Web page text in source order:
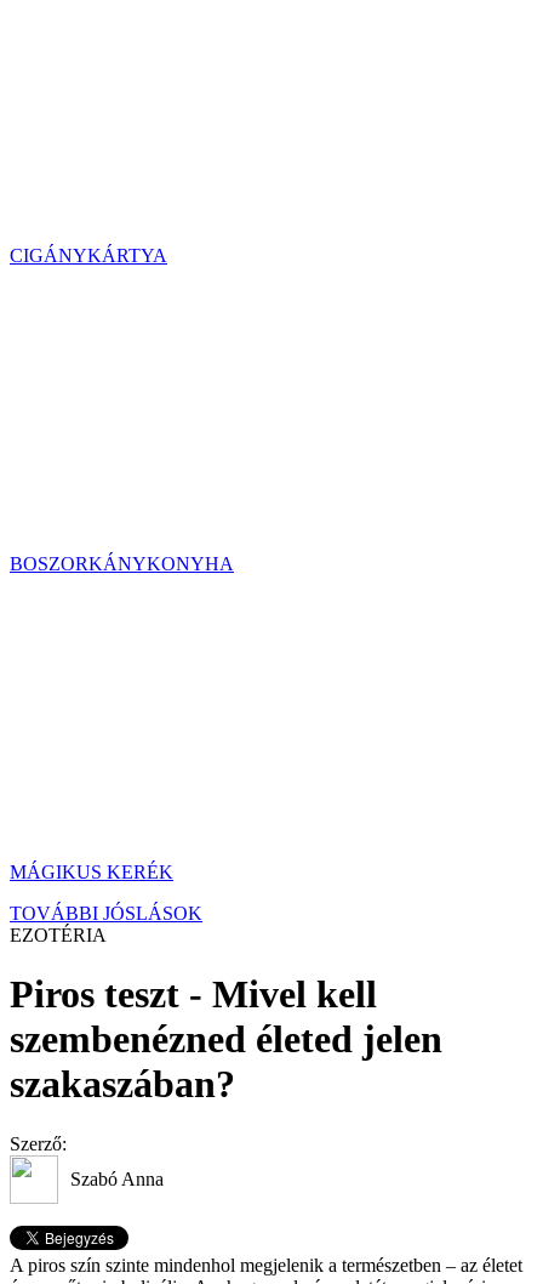
CIGÁNYKÁRTYA
BOSZORKÁNYKONYHA
MÁGIKUS KERÉK
TOVÁBBI JÓSLÁSOK
EZOTÉRIA
Piros teszt - Mivel kell
szembenézned életed jelen
szakaszában?
Szerző:
Szabó Anna
A piros szín szinte mindenhol megjelenik a természetben – az életet